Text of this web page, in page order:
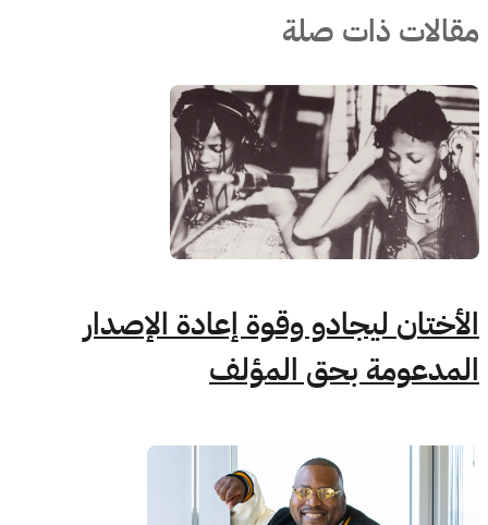
مقالات ذات صلة
الأختان ليجادو وقوة إعادة الإصدار
المدعومة بحق المؤلف